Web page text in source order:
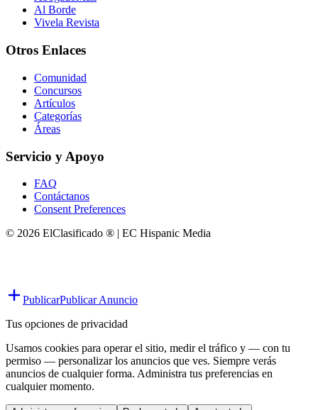
Al Borde
Vivela Revista
Otros Enlaces
Comunidad
Concursos
Artículos
Categorías
Áreas
Servicio y Apoyo
FAQ
Contáctanos
Consent Preferences
© 2026 ElClasificado ® | EC Hispanic Media
PublicarPublicar Anuncio
Tus opciones de privacidad
Usamos cookies para operar el sitio, medir el tráfico y — con tu
permiso — personalizar los anuncios que ves. Siempre verás
anuncios de cualquier forma. Administra tus preferencias en
cualquier momento.